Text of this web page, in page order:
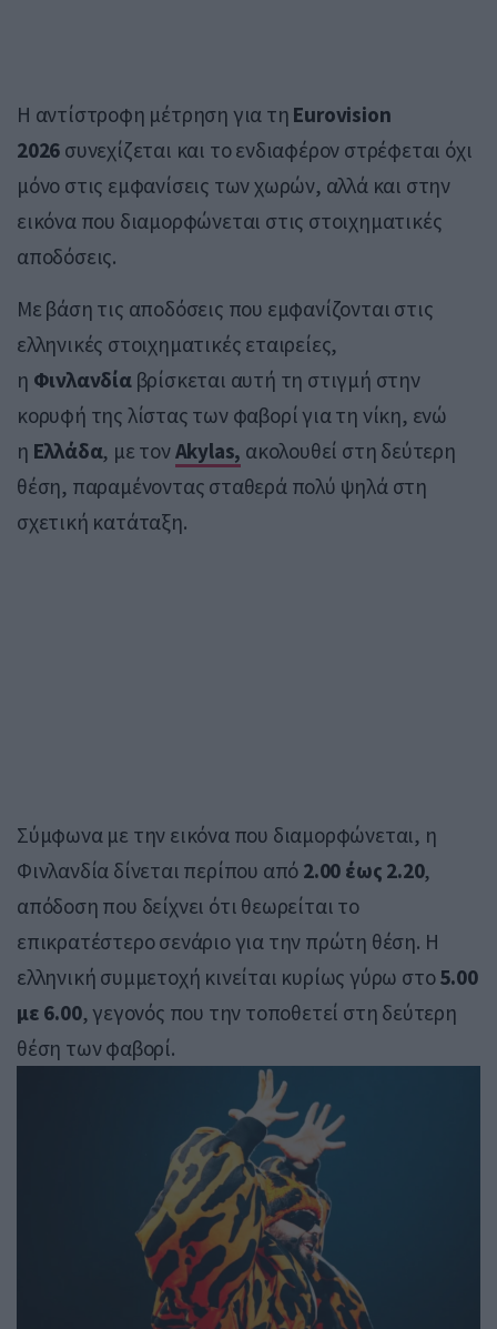
Η αντίστροφη μέτρηση για τη Eurovision
2026 συνεχίζεται και το ενδιαφέρον στρέφεται όχι
μόνο στις εμφανίσεις των χωρών, αλλά και στην
εικόνα που διαμορφώνεται στις στοιχηματικές
αποδόσεις.
Με βάση τις αποδόσεις που εμφανίζονται στις
ελληνικές στοιχηματικές εταιρείες,
η Φινλανδίαβρίσκεται αυτή τη στιγμή στην
κορυφή της λίστας των φαβορί για τη νίκη, ενώ
η Ελλάδα, με τονAkylas, ακολουθεί στη δεύτερη
θέση, παραμένοντας σταθερά πολύ ψηλά στη
σχετική κατάταξη.
Σύμφωνα με την εικόνα που διαμορφώνεται, η
Φινλανδία δίνεται περίπου από 2.00 έως 2.20,
απόδοση που δείχνει ότι θεωρείται το
επικρατέστερο σενάριο για την πρώτη θέση. Η
ελληνική συμμετοχή κινείται κυρίως γύρω στο5.00
με 6.00, γεγονός που την τοποθετεί στη δεύτερη
θέση των φαβορί.